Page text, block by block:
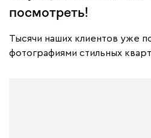
посмотреть!
Тысячи наших клиентов уже
фотографиями стильных